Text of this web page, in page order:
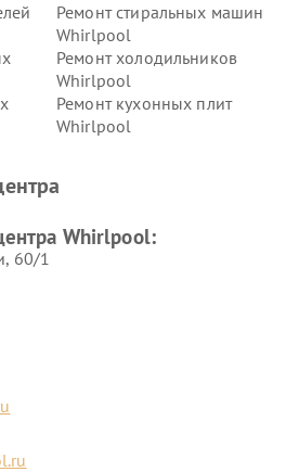
Ремонт стиральных машин
Whirlpool
Ремонт холодильников
Whirlpool
Ремонт кухонных плит
Whirlpool
Whirlpool:
60/1